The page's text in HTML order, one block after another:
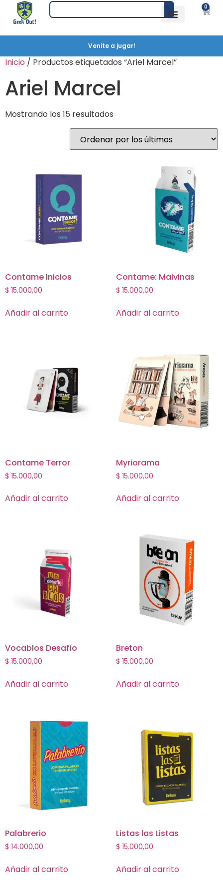
0
Venite a jugar!
Inicio / Productos etiquetados “Ariel Marcel”
Ariel Marcel
Mostrando los 15 resultados
Contame Inicios
$ 15.000,00
Añadir al carrito
Contame: Malvinas
$ 15.000,00
Añadir al carrito
Contame Terror
$ 15.000,00
Añadir al carrito
Myriorama
$ 15.000,00
Añadir al carrito
Vocablos Desafío
$ 15.000,00
Añadir al carrito
Breton
$ 15.000,00
Añadir al carrito
Palabrerio
$ 14.000,00
Añadir al carrito
Listas las Listas
$ 15.000,00
Añadir al carrito